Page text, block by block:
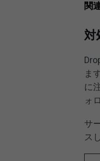
関
対
ま
に
ォ
サ
ス